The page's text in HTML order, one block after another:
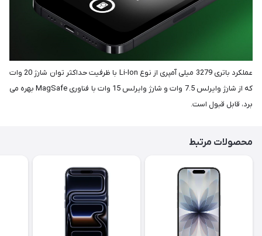
عملکرد باتری 3279 میلی آمپری از نوع Li-Ion با ظرفیت حداکثر توان شارژ 20 وات
که از شارژ وایرلس 7.5 وات و شارژ وایرلس 15 وات با فناوری MagSafe بهره می
برد، قابل قبول است.
محصولات مرتبط